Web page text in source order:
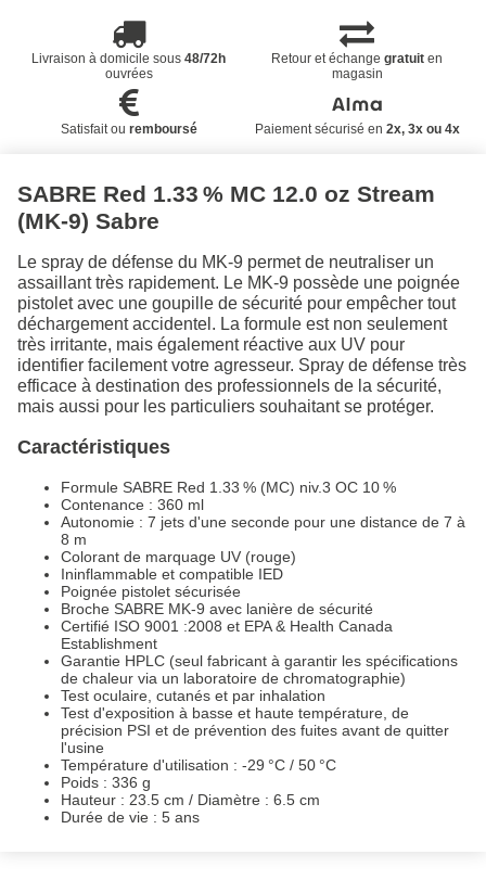
Livraison à domicile sous48/72h
ouvrées
Retour et échangegratuit en
magasin
Satisfait ou remboursé Paiement sécurisé en 2x, 3x ou 4x
SABRE Red 1.33 % MC 12.0 oz Stream
(MK-9) Sabre
Le spray de défense du MK-9 permet de neutraliser un
assaillant très rapidement. Le MK-9 possède une poignée
pistolet avec une goupille de sécurité pour empêcher tout
déchargement accidentel. La formule est non seulement
très irritante, mais également réactive aux UV pour
identifier facilement votre agresseur. Spray de défense très
efficace à destination des professionnels de la sécurité,
mais aussi pour les particuliers souhaitant se protéger.
Caractéristiques
Formule SABRE Red 1.33 % (MC) niv.3 OC 10 %
Contenance : 360 ml
Autonomie : 7 jets d'une seconde pour une distance de 7 à
8 m
Colorant de marquage UV (rouge)
Ininflammable et compatible IED
Poignée pistolet sécurisée
Broche SABRE MK-9 avec lanière de sécurité
Certifié ISO 9001 :2008 et EPA & Health Canada
Establishment
Garantie HPLC (seul fabricant à garantir les spécifications
de chaleur via un laboratoire de chromatographie)
Test oculaire, cutanés et par inhalation
Test d'exposition à basse et haute température, de
précision PSI et de prévention des fuites avant de quitter
l'usine
Température d'utilisation : -29 °C / 50 °C
Poids : 336 g
Hauteur : 23.5 cm / Diamètre : 6.5 cm
Durée de vie : 5 ans